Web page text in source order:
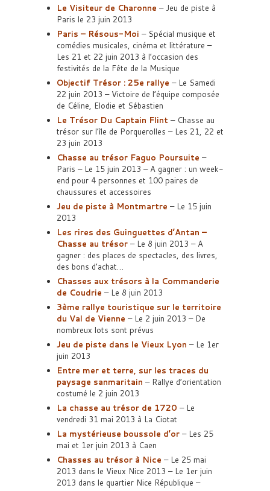
Le Visiteur de Charonne – Jeu de piste à
Paris le 23 juin 2013
Paris – Résous-Moi – Spécial musique et
comédies musicales, cinéma et littérature –
Les 21 et 22 juin 2013 à l’occasion des
festivités de la Fête de la Musique
Objectif Trésor : 25e rallye – Le Samedi
22 juin 2013 – Victoire de l’équipe composée
de Céline, Elodie et Sébastien
Le Trésor Du Captain Flint – Chasse au
trésor sur l’île de Porquerolles – Les 21, 22 et
23 juin 2013
Chasse au trésor Faguo Poursuite –
Paris – Le 15 juin 2013 – A gagner : un week-
end pour 4 personnes et 100 paires de
chaussures et accessoires
Jeu de piste à Montmartre – Le 15 juin
2013
Les rires des Guinguettes d’Antan –
Chasse au trésor – Le 8 juin 2013 – A
gagner : des places de spectacles, des livres,
des bons d’achat…
Chasses aux trésors à la Commanderie
de Coudrie – Le 8 juin 2013
3ème rallye touristique sur le territoire
du Val de Vienne – Le 2 juin 2013 – De
nombreux lots sont prévus
Jeu de piste dans le Vieux Lyon – Le 1er
juin 2013
Entre mer et terre, sur les traces du
paysage sanmaritain – Rallye d’orientation
costumé le 2 juin 2013
La chasse au trésor de 1720 – Le
vendredi 31 mai 2013 à La Ciotat
La mystérieuse boussole d’or – Les 25
mai et 1er juin 2013 à Caen
Chasses au trésor à Nice – Le 25 mai
2013 dans le Vieux Nice 2013 – Le 1er juin
2013 dans le quartier Nice République –